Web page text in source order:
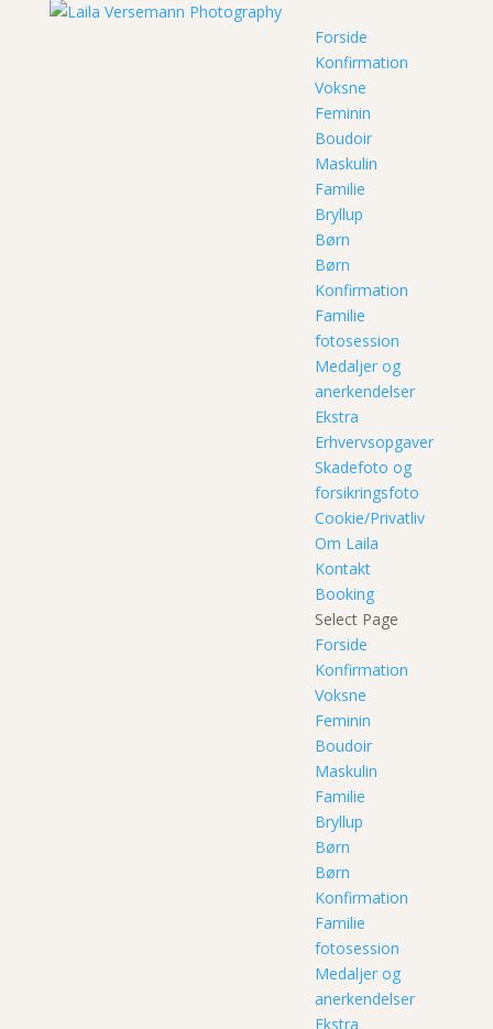
Forside
Konfirmation
Voksne
Feminin
Boudoir
Maskulin
Familie
Bryllup
Børn
Børn
Konfirmation
Familie
fotosession
Medaljer og
anerkendelser
Ekstra
Erhvervsopgaver
Skadefoto og
forsikringsfoto
Cookie/Privatliv
Om Laila
Kontakt
Booking
Select Page
Forside
Konfirmation
Voksne
Feminin
Boudoir
Maskulin
Familie
Bryllup
Børn
Børn
Konfirmation
Familie
fotosession
Medaljer og
anerkendelser
Ekstra